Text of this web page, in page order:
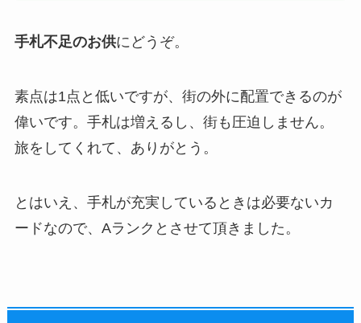
手札不足のお供にどうぞ。
素点は1点と低いですが、街の外に配置できるのが
偉いです。手札は増えるし、街も圧迫しません。
旅をしてくれて、ありがとう。
とはいえ、手札が充実しているときは必要ないカ
ードなので、Aランクとさせて頂きました。